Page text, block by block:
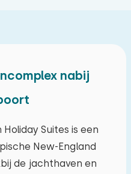
nabij
Suites is een
New-England
de jachthaven en
2026
vr za zo
31 01 02